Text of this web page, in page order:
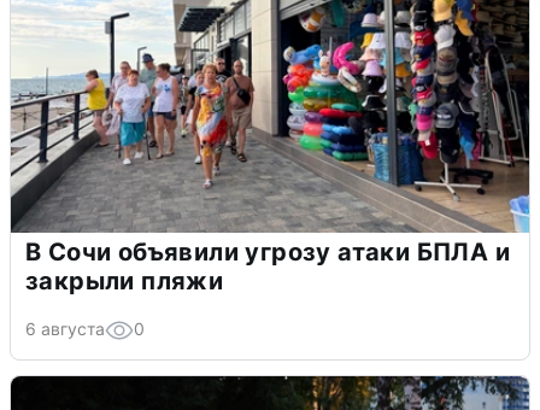
В Сочи объявили угрозу атаки БПЛА и
закрыли пляжи
6 августа 0